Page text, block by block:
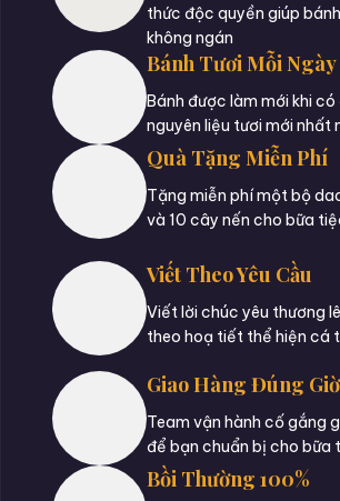
thức độc quyền giúp
không ngán
Bánh Tươi Mỗi Ngày
Bánh được làm mới khi có
nguyên liệu tươi mới nhất
Quà Tặng Miễn Phí
Tặng miễn phí một bộ
và 10 cây nến cho bữa
Viết Theo Yêu Cầu
Viết lời chúc yêu thương
theo hoạ tiết thể hiện cá
Giao Hàng Đúng Giờ
Team vận hành cố gắng
để bạn chuẩn bị cho bữa
Bồi Thường 100%